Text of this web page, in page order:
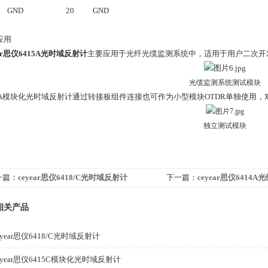
GND
20 GND
用
思仪6415A光时域反射计主要应用于光纤光缆监测系统中，适用于用户二次
光缆监测系统测试模块
模块化光时域反射计通过转接板组件连接也可作为小型模块OTDR单独使用，
独立测试模块
： ceyear思仪6418/C光时域反射计 下一篇： ceyear思仪6414A光
关产品
思仪6418/C光时域反射计
思仪6415C模块化光时域反射计